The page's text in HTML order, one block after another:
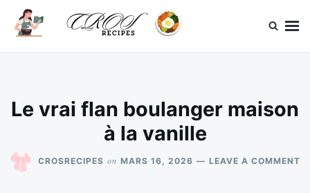
SkipSearch
for:
Le vrai flan boulanger maison
à la vanille
CROSRECIPES on MARS 16, 2026 LEAVE A COMMENT